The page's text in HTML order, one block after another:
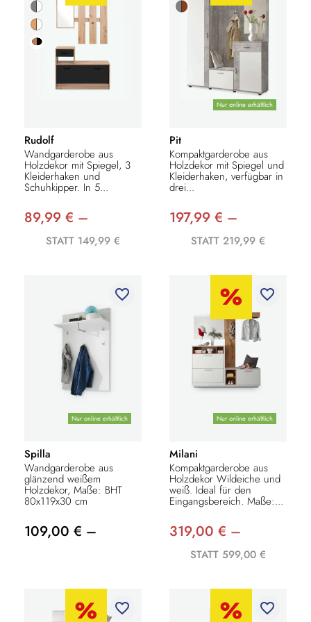
Rudolf
Wandgarderobe aus
Holzdekor mit Spiegel, 3
Kleiderhaken und
Schuhkipper. In 5...
89,99 € –
STATT 149,99 €
Nur online erhältlich
Pit
Kompaktgarderobe aus
Holzdekor mit Spiegel und
Kleiderhaken, verfügbar in
drei...
197,99 € –
STATT 219,99 €
Nur online erhältlich
favorite_border
Spilla
Wandgarderobe aus
glänzend weißem
Holzdekor, Maße: BHT
80x119x30 cm
109,00 € –
Nur online erhältlich
favorite_border
Milani
Kompaktgarderobe aus
Holzdekor Wildeiche und
weiß. Ideal für den
Eingangsbereich. Maße:...
319,00 € –
STATT 599,00 €
favorite_border favorite_border